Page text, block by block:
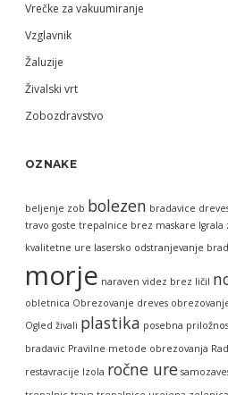
Vrečke za vakuumiranje
Vzglavnik
Žaluzije
Živalski vrt
Zobozdravstvo
OZNAKE
beljenje zob bolezen bradavice
travo goste trepalnice brez maskare Igrala
kvalitetne ure lasersko odstranjevanje
morje naraven videz brez ličil
obletnica Obrezovanje dreves
Ogled živali plastika posebna
bradavic Pravilne metode obrezovanja
restavracije Izola ročne ure